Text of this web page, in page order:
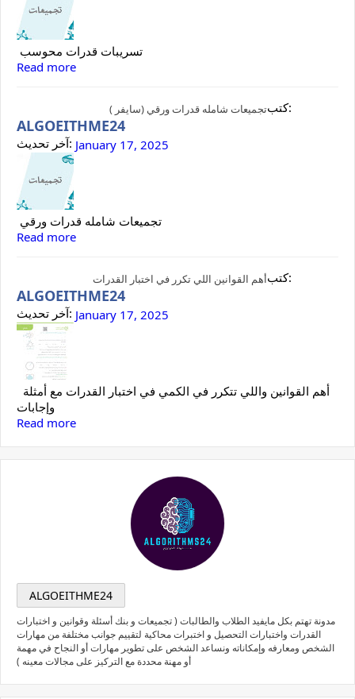
Read more
تجميعات شامله قدرات ورقي (سايفر ) كتب:
ALGOEITHME24
آخر تحديث: January 17, 2025
Read more
أهم القوانين اللي تكرر في اختبار القدرات كتب:
ALGOEITHME24
آخر تحديث: January 17, 2025
وإجابات
Read more
ALGOEITHME24
مدونة تهتم بكل مايفيد الطلاب والطالبات ( تجميعات و بنك أسئلة وقوانين و اختبارات
القدرات واختبارات التحصيل و اختبرات محاكية لتقييم جوانب مختلفة من مهارات
الشخص ومعارفه وإمكاناته ونساعد الشخص على تطوير مهارات أو النجاح في مهمة
أو مهنة محددة مع التركيز على مجالات معينه )